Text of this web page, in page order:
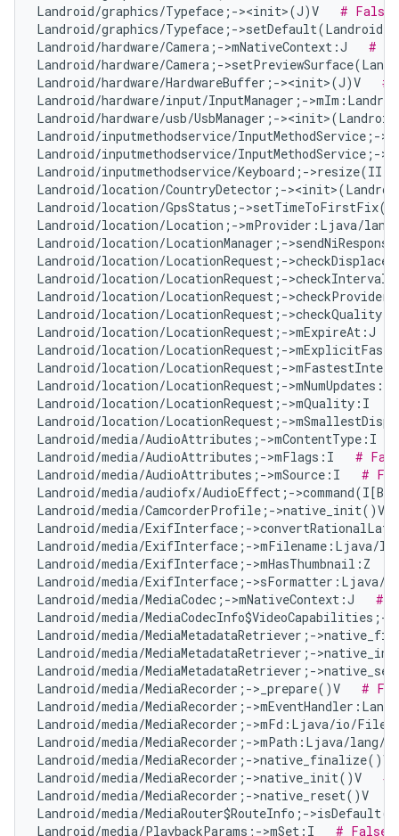
Landroid/graphics/Typeface;-><init>(J)V # False
Landroid/graphics/Typeface;-
Landroid/hardware/Camera;->mNativeContext:J #
Landroid/hardware/Camera;-
Landroid/hardware/HardwareBuffer;-><init>(J)V #
Landroid/hardware/input/InputManager;-
Landroid/hardware/usb/UsbManager;-
Landroid/inputmethodservice/InputMethodService;-
Landroid/inputmethodservice/InputMethodService;-
Landroid/inputmethodservice/Keyboard;-
Landroid/location/CountryDetector;-
Landroid/location/GpsStatus;-
Landroid/location/Location;->mProvider:Ljava/
Landroid/location/LocationManager;-
Landroid/location/LocationRequest;-
Landroid/location/LocationRequest;-
Landroid/location/LocationRequest;-
Landroid/location/LocationRequest;-
Landroid/location/LocationRequest;->mExpireAt:J
Landroid/location/LocationRequest;-
Landroid/location/LocationRequest;-
Landroid/location/LocationRequest;-
Landroid/location/LocationRequest;->mQuality:I
Landroid/location/LocationRequest;-
Landroid/media/AudioAttributes;->mContentType:I
Landroid/media/AudioAttributes;->mFlags:I #
Landroid/media/AudioAttributes;->mSource:I #
Landroid/media/audiofx/AudioEffect;-
Landroid/media/CamcorderProfile;-
Landroid/media/ExifInterface;-
Landroid/media/ExifInterface;-
Landroid/media/ExifInterface;->mHasThumbnail:Z
Landroid/media/ExifInterface;-
Landroid/media/MediaCodec;->mNativeContext:J #
Landroid/media/
Landroid/media/MediaMetadataRetriever;-
Landroid/media/MediaMetadataRetriever;-
Landroid/media/MediaMetadataRetriever;-
Landroid/media/MediaRecorder;->_prepare()V #
Landroid/media/MediaRecorder;-
Landroid/media/MediaRecorder;->mFd:Ljava/io/
Landroid/media/MediaRecorder;->mPath:Ljava/
Landroid/media/MediaRecorder;-
Landroid/media/MediaRecorder;->native_init()V #
Landroid/media/MediaRecorder;->native_reset()V
Landroid/media/MediaRouter$RouteInfo;-
Landroid/media/PlaybackParams;->mSet:I # False